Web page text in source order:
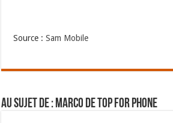
Source :Sam Mobile
Au sujet de : Marco de Top For Phone